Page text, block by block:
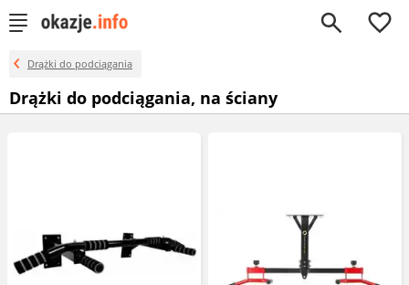
0
Drążki do podciągania
Drążki do podciągania, na ściany